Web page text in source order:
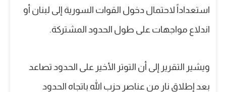
استعداداً لاحتمال دخول القوات السورية إلى لبنان أو
اندلاع مواجهات على طول الحدود المشتركة.
ويشير التقرير إلى أن التوتر الأخير على الحدود تصاعد
بعد إطلاق نار من عناصر حزب الله باتجاه الحدود